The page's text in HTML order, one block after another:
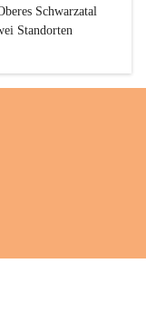
Schwarzatal
Standorten